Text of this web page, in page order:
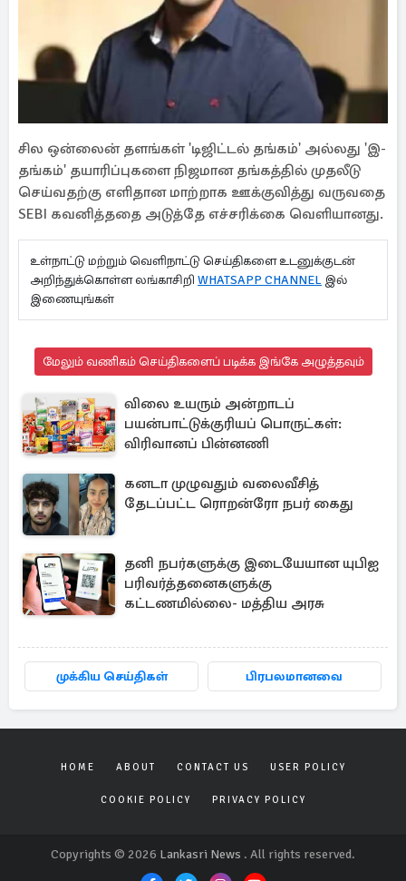
சில ஒன்லைன் தளங்கள் 'டிஜிட்டல் தங்கம்' அல்லது 'இ-
தங்கம்' தயாரிப்புகளை நிஜமான தங்கத்தில் முதலீடு
செய்வதற்கு எளிதான மாற்றாக ஊக்குவித்து வருவதை
SEBI கவனித்ததை அடுத்தே எச்சரிக்கை வெளியானது.
உள்நாட்டு மற்றும் வெளிநாட்டு செய்திகளை உடனுக்குடன்
அறிந்துக்கொள்ள லங்காசிறி WHATSAPP CHANNEL இல்
இணையுங்கள்
மேலும் வணிகம் செய்திகளைப் படிக்க இங்கே அழுத்தவும்
விலை உயரும் அன்றாடப்
பயன்பாட்டுக்குரியப் பொருட்கள்:
விரிவானப் பின்னணி
கனடா முழுவதும் வலைவீசித்
தேடப்பட்ட ரொறன்ரோ நபர் கைது
தனி நபர்களுக்கு இடையேயான யுபிஐ
பரிவர்த்தனைகளுக்கு
கட்டணமில்லை- மத்திய அரசு
முக்கிய செய்திகள் பிரபலமானவை
HOME ABOUT CONTACT US USER POLICY
COOKIE POLICY PRIVACY POLICY
Copyrights © 2026 Lankasri News . All rights reserved.